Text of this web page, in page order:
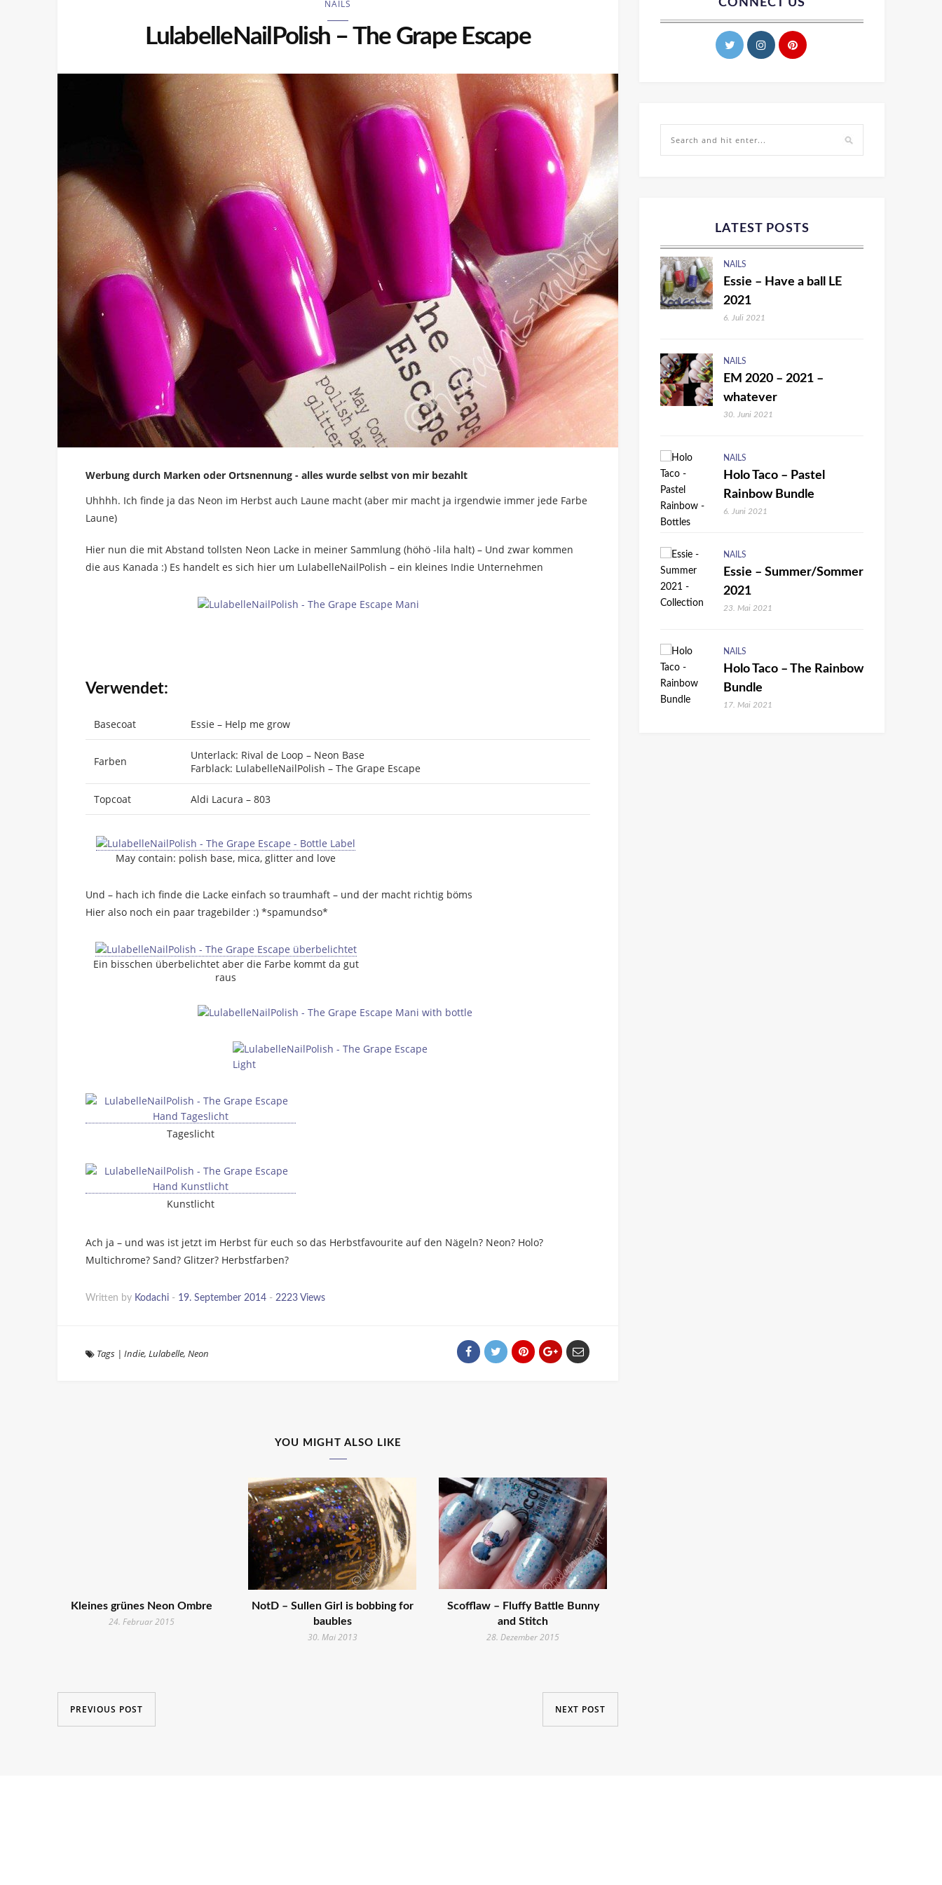
NAILS
LulabelleNailPolish – The Grape Escape
Werbung durch Marken oder Ortsnennung - alles wurde selbst von mir bezahlt
Uhhhh. Ich finde ja das Neon im Herbst auch Laune macht (aber mir macht ja irgendwie immer jede Farbe
Laune)
Hier nun die mit Abstand tollsten Neon Lacke in meiner Sammlung (höhö -lila halt) – Und zwar kommen
die aus Kanada :) Es handelt es sich hier um LulabelleNailPolish – ein kleines Indie Unternehmen
Verwendet:
Basecoat Essie – Help me grow
Farben
Unterlack: Rival de Loop – Neon Base
Farblack: LulabelleNailPolish – The Grape Escape
Topcoat Aldi Lacura – 803
May contain: polish base, mica, glitter and love
Und – hach ich finde die Lacke einfach so traumhaft – und der macht richtig böms
Hier also noch ein paar tragebilder :) *spamundso*
Ein bisschen überbelichtet aber die Farbe kommt da gut
raus
Tageslicht
Kunstlicht
Ach ja – und was ist jetzt im Herbst für euch so das Herbstfavourite auf den Nägeln? Neon? Holo?
Multichrome? Sand? Glitzer? Herbstfarben?
Written by Kodachi - 19. September 2014 - 2223 Views
Tags | Indie, Lulabelle, Neon
YOU MIGHT ALSO LIKE
Kleines grünes Neon Ombre
24. Februar 2015
NotD – Sullen Girl is bobbing for
baubles
30. Mai 2013
Scofflaw – Fluffy Battle Bunny
and Stitch
28. Dezember 2015
NEXT POST
PREVIOUS POST
CONNECT US
LATEST POSTS
NAILS
Essie – Have a ball LE
2021
6. Juli 2021
NAILS
EM 2020 – 2021 –
whatever
30. Juni 2021
NAILS
Holo Taco – Pastel
Rainbow Bundle
6. Juni 2021
NAILS
Essie – Summer/Sommer
2021
23. Mai 2021
NAILS
Holo Taco – The Rainbow
Bundle
17. Mai 2021